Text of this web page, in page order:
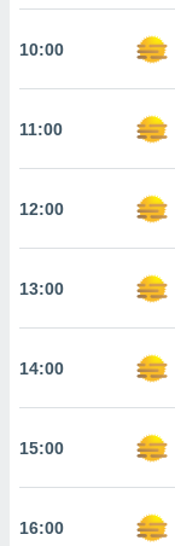
en
web.
les
10:00
11:00
12:00
13:00
14:00
15:00
16:00